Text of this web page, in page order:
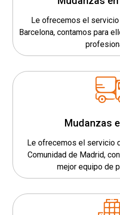
Le ofrecemos el
Barcelona, contamos para
Mudanzas
Le ofrecemos el servicio
Comunidad de Madrid,
mejor equipo de